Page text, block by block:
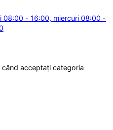
08:00 - 16:00, miercuri 08:00 -
acceptați categoria